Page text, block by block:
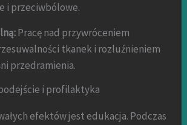
i przeciwbólowe.
Pracę nad przywróceniem
tkanek i rozluźnieniem
przedramienia.
i profilaktyka
efektów jest edukacja. Podczas